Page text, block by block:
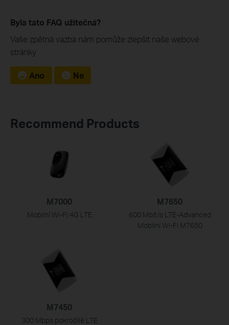
Byla tato FAQ užitečná?
Vaše zpětná vazba nám pomůže zlepšit naše webové
stránky
Ano Ne
Recommend Products
M7000
Mobilní Wi-Fi 4G LTE
M7650
600 Mbit/s LTE-Advanced
Mobilní Wi-Fi M7650
M7450
300 Mbps pokročilé LTE